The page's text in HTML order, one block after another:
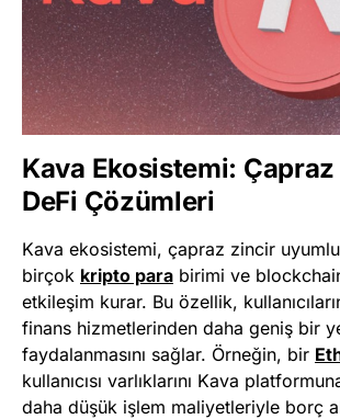
Kava Ekosistemi:
DeFi Çözümleri
Kava ekosistemi, çapraz zincir
birçok kripto para birimi ve
etkileşim kurar. Bu özellik,
finans hizmetlerinden daha geniş bir
faydalanmasını sağlar. Örneğin, bir
kullanıcısı varlıklarını Kava
daha düşük işlem maliyetleriyle borç